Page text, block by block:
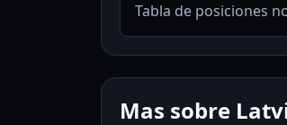
Tabla de posiciones
Mas sobre